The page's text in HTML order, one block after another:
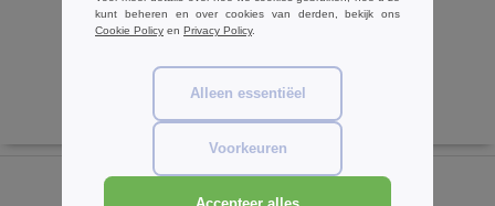
€8.05
kunt beheren en over cookies van derden, bekijk ons
Cookie Policy en Privacy Policy.
Alleen essentiëel
Voorkeuren